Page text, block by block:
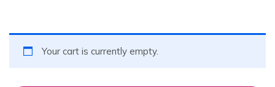
Your cart is currently empty.